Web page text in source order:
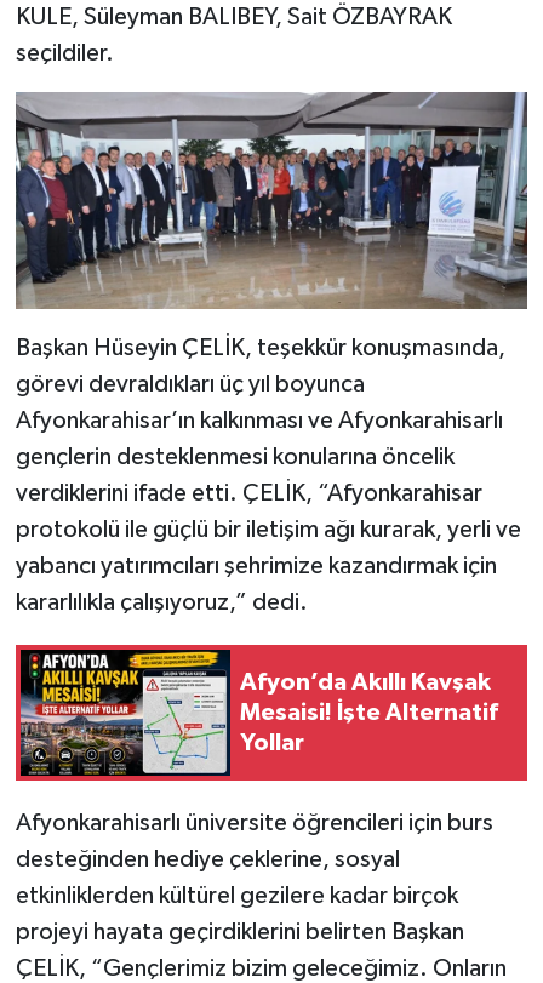
KULE, Süleyman BALIBEY, Sait ÖZBAYRAK
seçildiler.
Başkan Hüseyin ÇELİK, teşekkür konuşmasında,
görevi devraldıkları üç yıl boyunca
Afyonkarahisar’ın kalkınması ve Afyonkarahisarlı
gençlerin desteklenmesi konularına öncelik
verdiklerini ifade etti. ÇELİK, “Afyonkarahisar
protokolü ile güçlü bir iletişim ağı kurarak, yerli ve
yabancı yatırımcıları şehrimize kazandırmak için
kararlılıkla çalışıyoruz,” dedi.
Afyon’da Akıllı Kavşak
Mesaisi! İşte Alternatif
Yollar
Afyonkarahisarlı üniversite öğrencileri için burs
desteğinden hediye çeklerine, sosyal
etkinliklerden kültürel gezilere kadar birçok
projeyi hayata geçirdiklerini belirten Başkan
ÇELİK, “Gençlerimiz bizim geleceğimiz. Onların